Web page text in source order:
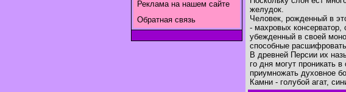
Реклама на нашем сайте
Обратная связь
желудок.
Человек, рожденный в
- махровых консерватор,
убежденный в своей
способные
В древней Персии их
го дня могут проникать
приумножать духовное
Камни - голубой агат,